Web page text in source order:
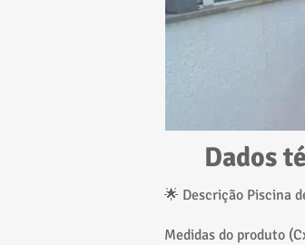
Dados
🌟 Descrição Piscina
Medidas do produto